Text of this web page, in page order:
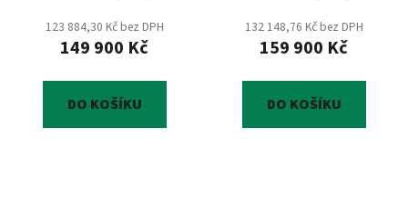
123 884,30 Kč bez DPH
149 900 Kč
DO KOŠÍKU
132 148,76 Kč bez DPH
159 900 Kč
DO KOŠÍKU